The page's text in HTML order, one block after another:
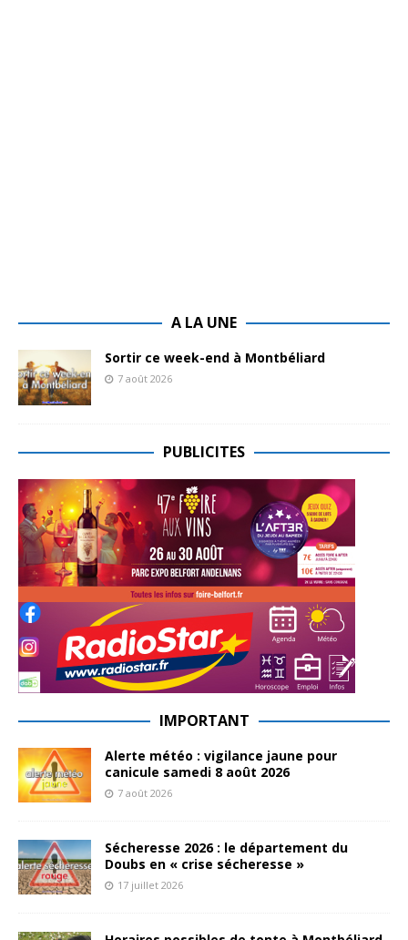
A LA UNE
Sortir ce week-end à Montbéliard
7 août 2026
PUBLICITES
IMPORTANT
Alerte météo : vigilance jaune pour
canicule samedi 8 août 2026
7 août 2026
Sécheresse 2026 : le département du
Doubs en « crise sécheresse »
17 juillet 2026